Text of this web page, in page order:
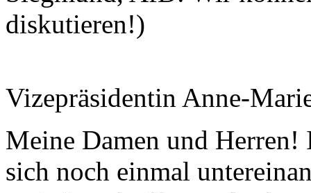
diskutieren!)
Vizepräsidentin Anne-
Meine Damen und
sich noch einmal